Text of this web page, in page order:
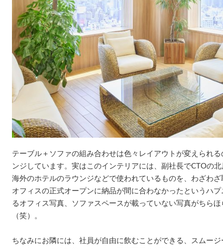
テーブル＋ソファの組み合わせは色々レイアウトが変えられ
ンジしています。実はこのインテリアには、副社長でCTOの
海外のホテルのラウンジなどで使われているものを、わざわ
オフィスの正式オープンに納品が間に合わなかったというハ
るオフィス写真、ソファスペースが載っていない写真がちら
（笑）。
ちなみにお隣には、社員が自由に飲むことができる、スムー